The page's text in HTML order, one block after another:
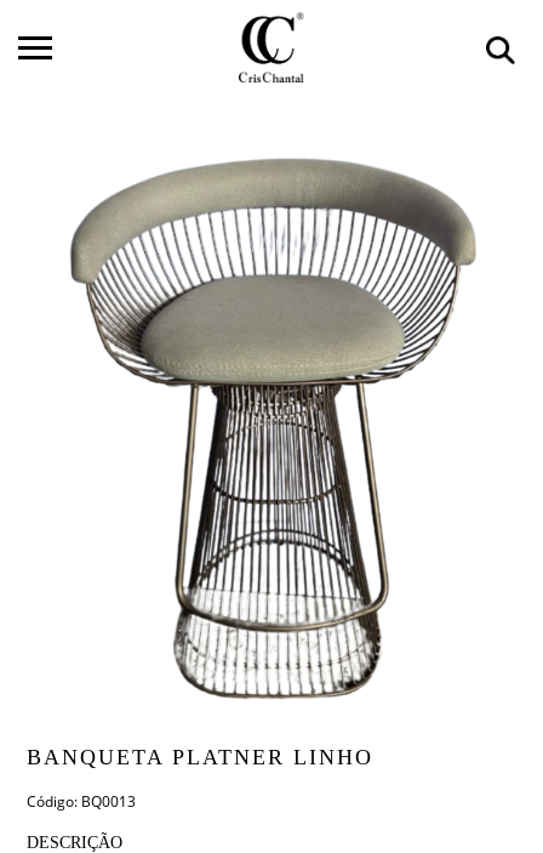
BANQUETA PLATNER LINHO
Código: BQ0013
DESCRIÇÃO